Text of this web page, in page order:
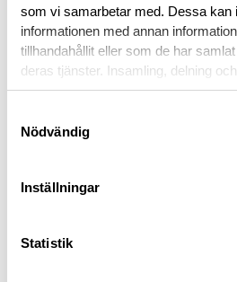
som vi samarbetar med. Dessa kan
informationen med annan
tillhandahållit eller som de har
deras tjänster. Insamling, delning
personuppgifter kan användas för
Nödvändig
Inställningar
Statistik
SPECIFIKATIONER
RECENSIONER
OM VARUMÄRKET